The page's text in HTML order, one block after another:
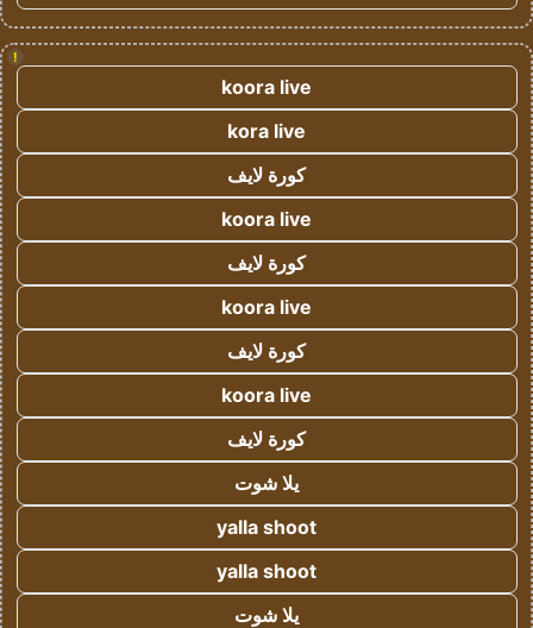
!
koora live
kora live
كورة لايف
koora live
كورة لايف
koora live
كورة لايف
koora live
كورة لايف
يلا شوت
yalla shoot
yalla shoot
يلا شوت